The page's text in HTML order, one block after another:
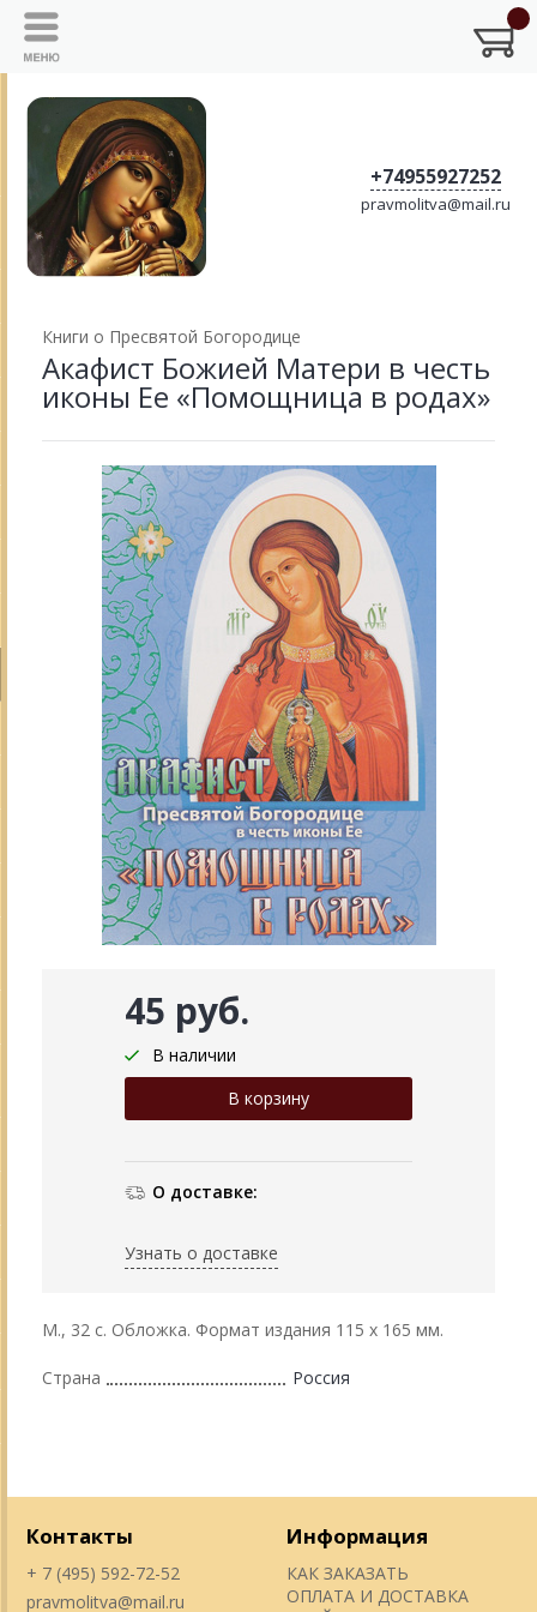
+74955927252
pravmolitva@mail.ru
Книги о Пресвятой Богородице
Акафист Божией Матери в честь
иконы Ее «Помощница в родах»
45 руб.
В наличии
О доставке:
Узнать о доставке
М., 32 с. Обложка. Формат издания 115 х 165 мм.
Страна Россия
Контакты
+ 7 (495) 592-72-52
pravmolitva@mail.ru
Информация
КАК ЗАКАЗАТЬ
ОПЛАТА И ДОСТАВКА